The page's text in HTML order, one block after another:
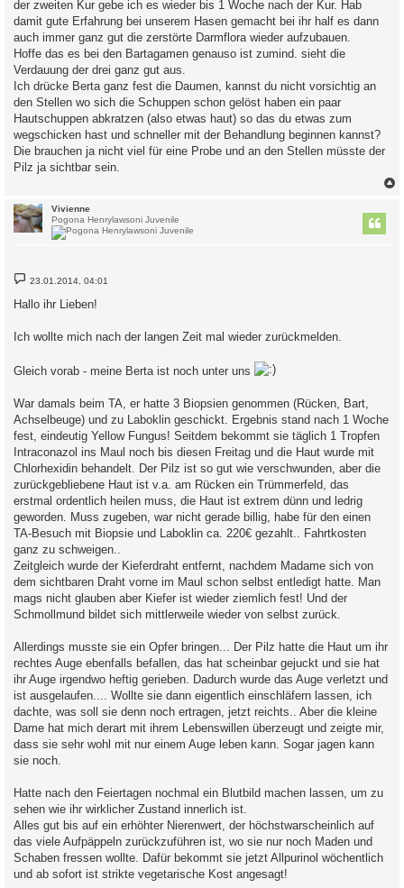
der zweiten Kur gebe ich es wieder bis 1 Woche nach der Kur. Hab
damit gute Erfahrung bei unserem Hasen gemacht bei ihr half es dann
auch immer ganz gut die zerstörte Darmflora wieder aufzubauen.
Hoffe das es bei den Bartagamen genauso ist zumind. sieht die
Verdauung der drei ganz gut aus.
Ich drücke Berta ganz fest die Daumen, kannst du nicht vorsichtig an
den Stellen wo sich die Schuppen schon gelöst haben ein paar
Hautschuppen abkratzen (also etwas haut) so das du etwas zum
wegschicken hast und schneller mit der Behandlung beginnen kannst?
Die brauchen ja nicht viel für eine Probe und an den Stellen müsste der
Pilz ja sichtbar sein.
Vivienne
Pogona Henrylawsoni Juvenile
B
e
i
t
g
23.01.2014, 04:01
Hallo ihr Lieben!
Ich wollte mich nach der langen Zeit mal wieder zurückmelden.
Gleich vorab - meine Berta ist noch unter uns
War damals beim TA, er hatte 3 Biopsien genommen (Rücken, Bart,
Achselbeuge) und zu Laboklin geschickt. Ergebnis stand nach 1 Woche
fest, eindeutig Yellow Fungus! Seitdem bekommt sie täglich 1 Tropfen
Intraconazol ins Maul noch bis diesen Freitag und die Haut wurde mit
Chlorhexidin behandelt. Der Pilz ist so gut wie verschwunden, aber die
zurückgebliebene Haut ist v.a. am Rücken ein Trümmerfeld, das
erstmal ordentlich heilen muss, die Haut ist extrem dünn und ledrig
geworden. Muss zugeben, war nicht gerade billig, habe für den einen
TA-Besuch mit Biopsie und Laboklin ca. 220€ gezahlt.. Fahrtkosten
ganz zu schweigen..
Zeitgleich wurde der Kieferdraht entfernt, nachdem Madame sich von
dem sichtbaren Draht vorne im Maul schon selbst entledigt hatte. Man
mags nicht glauben aber Kiefer ist wieder ziemlich fest! Und der
Schmollmund bildet sich mittlerweile wieder von selbst zurück.
Allerdings musste sie ein Opfer bringen... Der Pilz hatte die Haut um ihr
rechtes Auge ebenfalls befallen, das hat scheinbar gejuckt und sie hat
ihr Auge irgendwo heftig gerieben. Dadurch wurde das Auge verletzt und
ist ausgelaufen.... Wollte sie dann eigentlich einschläfern lassen, ich
dachte, was soll sie denn noch ertragen, jetzt reichts.. Aber die kleine
Dame hat mich derart mit ihrem Lebenswillen überzeugt und zeigte mir,
dass sie sehr wohl mit nur einem Auge leben kann. Sogar jagen kann
sie noch.
Hatte nach den Feiertagen nochmal ein Blutbild machen lassen, um zu
sehen wie ihr wirklicher Zustand innerlich ist.
Alles gut bis auf ein erhöhter Nierenwert, der höchstwarscheinlich auf
das viele Aufpäppeln zurückzuführen ist, wo sie nur noch Maden und
Schaben fressen wollte. Dafür bekommt sie jetzt Allpurinol wöchentlich
und ab sofort ist strikte vegetarische Kost angesagt!